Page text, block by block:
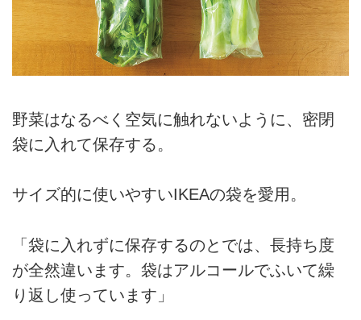
野菜はなるべく空気に触れないように、密閉
袋に入れて保存する。
サイズ的に使いやすいIKEAの袋を愛用。
「袋に入れずに保存するのとでは、長持ち度
が全然違います。袋はアルコールでふいて繰
り返し使っています」